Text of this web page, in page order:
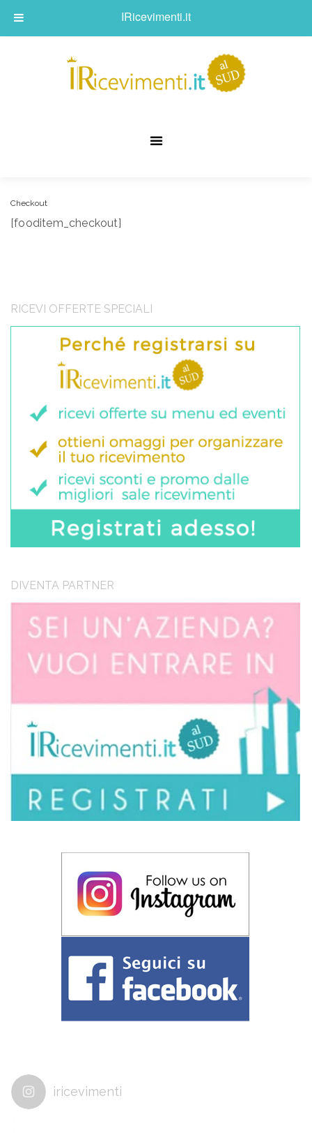
Checkout
[fooditem_checkout]
RICEVI OFFERTE SPECIALI
DIVENTA PARTNER
iricevimenti
IRicevimenti.it